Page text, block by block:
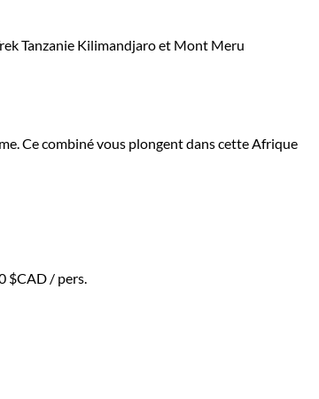
Ce combiné vous plongent dans cette Afrique
$CAD / pers.